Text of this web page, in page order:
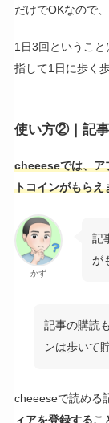
だけでOKなので
1日3回というこ
指して1日に歩く
使い方②｜記
cheeeseでは、ア
トコインがもらえ
かず
記
が
記事の購読
ンは歩いて
cheeeseで読める
ィアを登録するこ